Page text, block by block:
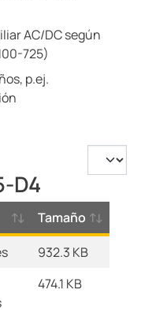
AC/DC según
725)
p.ej.
D4
Tamaño
932.3 KB
474.1 KB